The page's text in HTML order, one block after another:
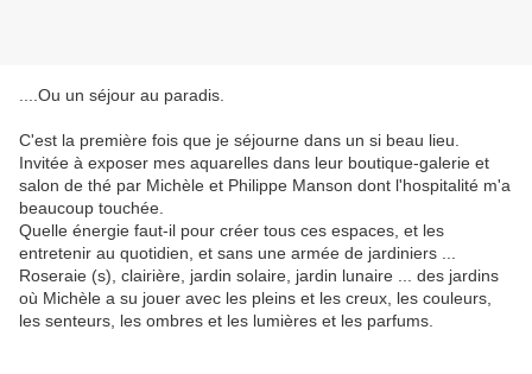
....Ou un séjour au paradis.
C'est la première fois que je séjourne dans un si beau lieu.
Invitée à exposer mes aquarelles dans leur boutique-galerie et
salon de thé par Michèle et Philippe Manson dont l'hospitalité m'a
beaucoup touchée.
Quelle énergie faut-il pour créer tous ces espaces, et les
entretenir au quotidien, et sans une armée de jardiniers ...
Roseraie (s), clairière, jardin solaire, jardin lunaire ... des jardins
où Michèle a su jouer avec les pleins et les creux, les couleurs,
les senteurs, les ombres et les lumières et les parfums.